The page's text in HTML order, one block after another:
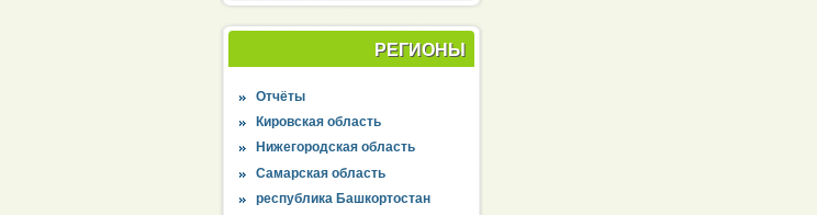
РЕГИОНЫ
Отчёты
Кировская область
Нижегородская область
Самарская область
республика Башкортостан